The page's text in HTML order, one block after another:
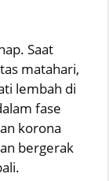
Saat
matahari,
lembah di
fase
korona
bergerak